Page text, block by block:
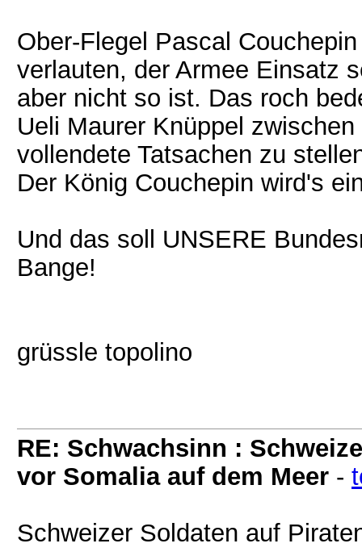
Ober-Flegel Pascal
verlauten, der Armee Einsatz
aber nicht so ist. Das roch
Ueli Maurer Knüppel
vollendete Tatsachen zu
Der König Couchepin wird's
Und das soll UNSERE
Bange!
grüssle topolino
RE: Schwachsinn :
vor Somalia auf dem Meer -
Schweizer Soldaten auf